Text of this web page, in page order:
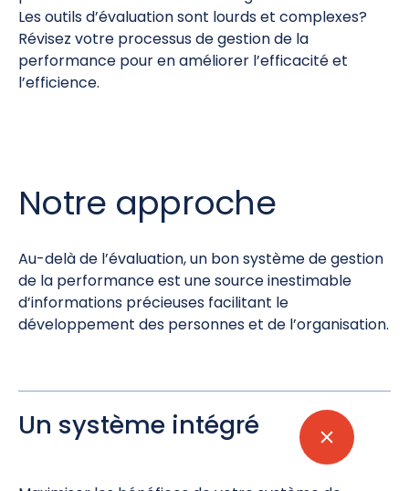
Les outils d’évaluation sont lourds et complexes?
Révisez votre processus de gestion de la
performance pour en améliorer l’efficacité et
l’efficience.
Notre approche
Au-delà de l’évaluation, un bon système de gestion
de la performance est une source inestimable
d’informations précieuses facilitant le
développement des personnes et de l’organisation.
Un système intégré